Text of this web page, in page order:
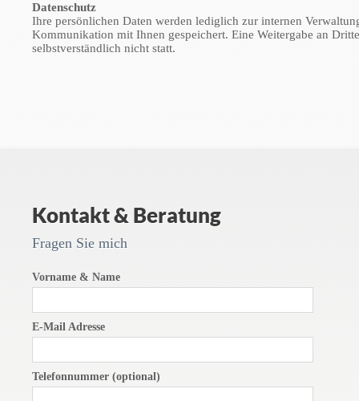
Datenschutz
Ihre persönlichen Daten werden lediglich zur internen
Kommunikation mit Ihnen gespeichert. Eine Weitergabe an
selbstverständlich nicht statt.
Kontakt & Beratung
Fragen Sie mich
Vorname & Name
E-Mail Adresse
Telefonnummer (optional)